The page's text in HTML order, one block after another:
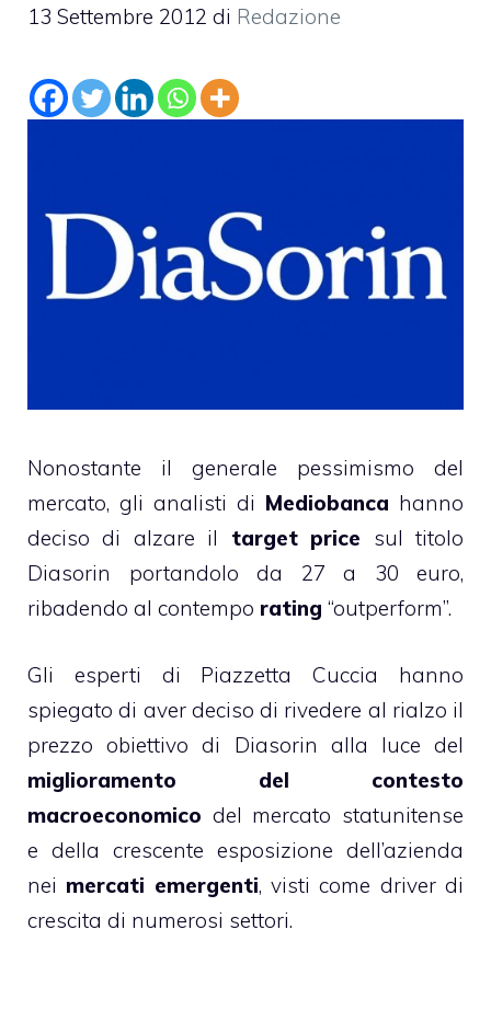
13 Settembre 2012 di Redazione
Nonostante il generale pessimismo del
mercato, gli analisti di Mediobanca hanno
deciso di alzare il target price sul titolo
Diasorin portandolo da 27 a 30 euro,
ribadendo al contempo rating “outperform”.
Gli esperti di Piazzetta Cuccia hanno
spiegato di aver deciso di rivedere al rialzo il
prezzo obiettivo di Diasorin alla luce del
miglioramento del contesto
macroeconomico del mercato statunitense
e della crescente esposizione dell’azienda
nei mercati emergenti, visti come driver di
crescita di numerosi settori.